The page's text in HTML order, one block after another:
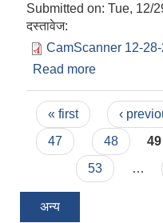
Submitted on: Tue, 12/
दस्तावेज:
CamScanner 12-
Read more
Pages
« first ‹
47
48 49
53
…
अन्य